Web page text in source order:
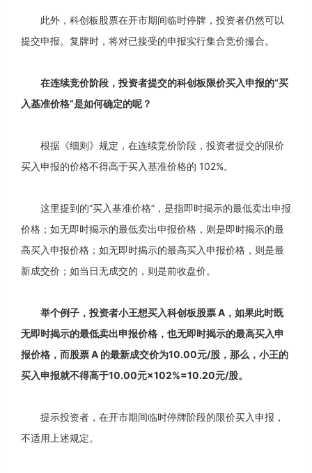
此外，科创板股票在开市期间临时停牌，投资者仍然可以
提交申报。复牌时，将对已接受的申报实行集合竞价撮合。
在连续竞价阶段，投资者提交的科创板限价买入申报的“买
入基准价格”是如何确定的呢？
根据《细则》规定，在连续竞价阶段，投资者提交的限价
买入申报的价格不得高于买入基准价格的 102%。
这里提到的“买入基准价格”，是指即时揭示的最低卖出申报
价格；如无即时揭示的最低卖出申报价格，则是即时揭示的最
高买入申报价格；如无即时揭示的最高买入申报价格，则是最
新成交价；如当日无成交的，则是前收盘价。
举个例子，投资者小王想买入科创板股票 A，如果此时既
无即时揭示的最低卖出申报价格，也无即时揭示的最高买入申
报价格，而股票 A 的最新成交价为10.00元/股，那么，小王的
买入申报就不得高于10.00元×102%=10.20元/股。
提示投资者，在开市期间临时停牌阶段的限价买入申报，
不适用上述规定。